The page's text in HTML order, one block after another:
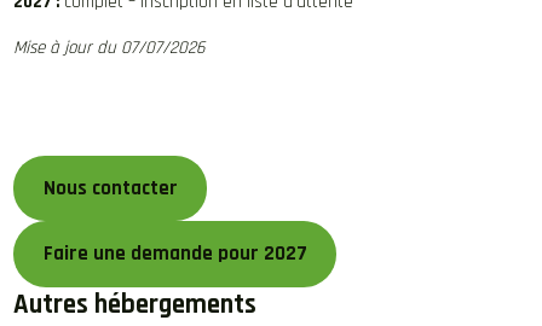
Mise à jour du 07/07/2026
Nous contacter
Faire une demande pour 2027
Autres hébergements